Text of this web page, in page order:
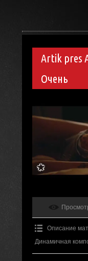
Artik pres
Очень
Описание
Динамичная